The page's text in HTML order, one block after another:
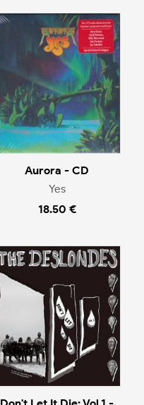
Aurora - CD
Yes
18.50 €